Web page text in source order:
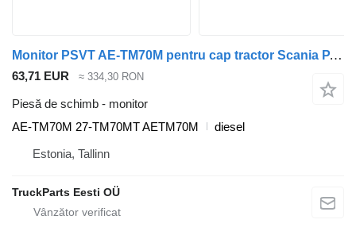
Monitor PSVT AE-TM70M pentru cap tractor Scania P,G,R,T-series (2004-2017)
63,71 EUR ≈ 334,30 RON
Piesă de schimb - monitor
AE-TM70M 27-TM70MT AETM70M
diesel
Estonia, Tallinn
TruckParts Eesti OÜ